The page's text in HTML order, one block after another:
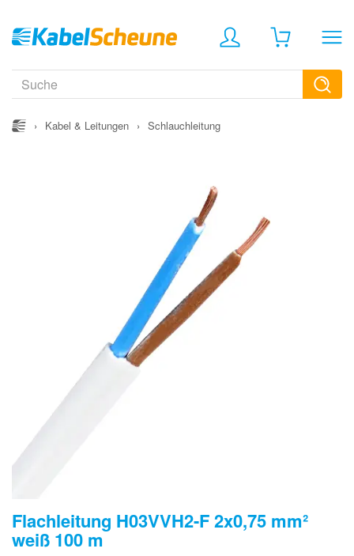
› Kabel & Leitungen › Schlauchleitung
Flachleitung H03VVH2-F 2x0,75 mm²
weiß 100 m